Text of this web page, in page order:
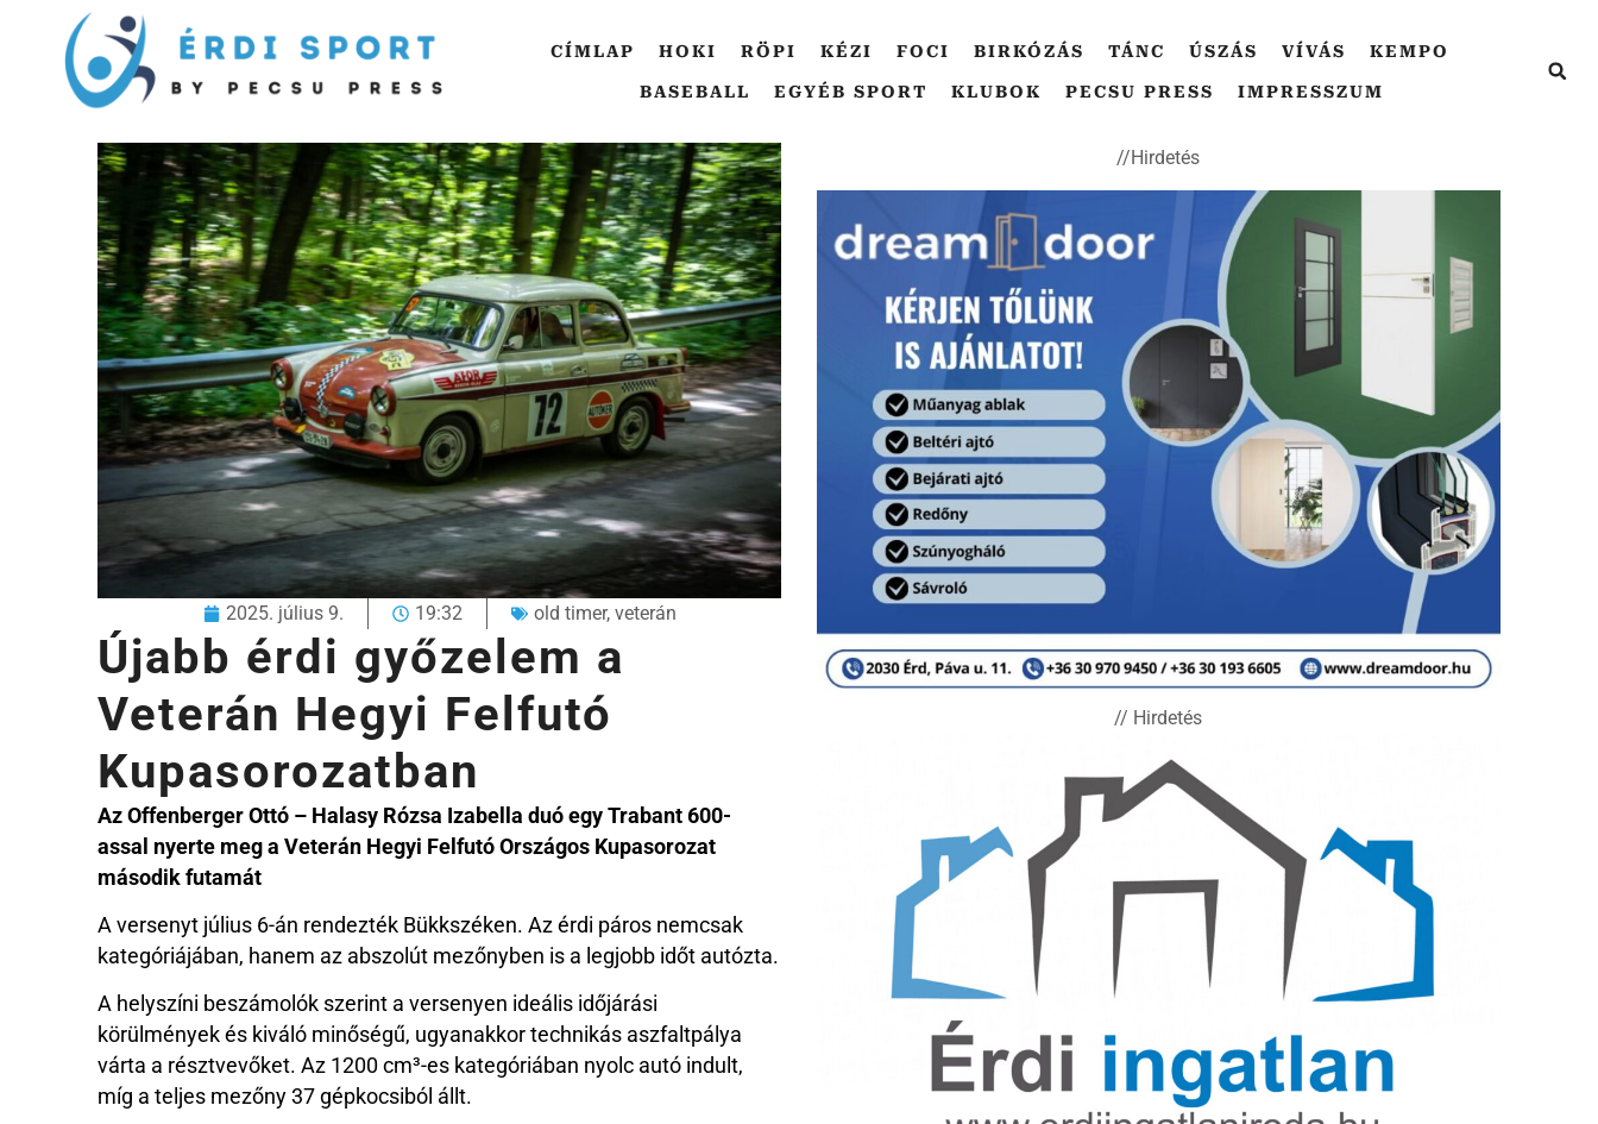
CÍMLAP HOKI RÖPI KÉZI FOCI BIRKÓZÁS TÁNC ÚSZÁS VÍVÁS KEMPO
BASEBALL EGYÉB SPORT KLUBOK PECSU PRESS IMPRESSZUM
2025. július 9. 19:32 old timer, veterán
Újabb érdi győzelem a
Veterán Hegyi Felfutó
Kupasorozatban
Az Offenberger Ottó – Halasy Rózsa Izabella duó egy Trabant 600-
assal nyerte meg a Veterán Hegyi Felfutó Országos Kupasorozat
második futamát
A versenyt július 6-án rendezték Bükkszéken. Az érdi páros nemcsak
kategóriájában, hanem az abszolút mezőnyben is a legjobb időt autózta.
A helyszíni beszámolók szerint a versenyen ideális időjárási
körülmények és kiváló minőségű, ugyanakkor technikás aszfaltpálya
várta a résztvevőket. Az 1200 cm³-es kategóriában nyolc autó indult,
míg a teljes mezőny 37 gépkocsiból állt.
//Hirdetés
// Hirdetés